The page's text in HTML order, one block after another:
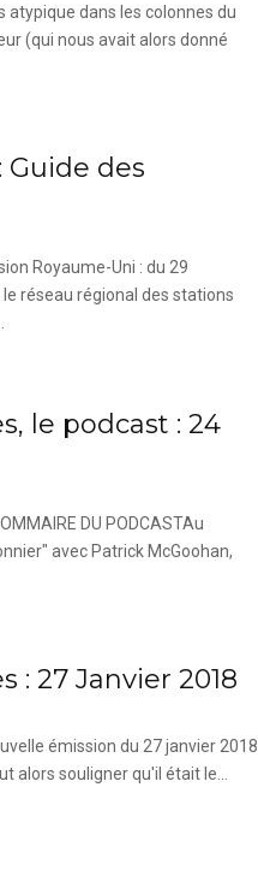
atypique dans les colonnes du
(qui nous avait alors donné
Guide des
Royaume-Uni : du 29
réseau régional des stations
le podcast : 24
DU PODCASTAu
avec Patrick McGoohan,
: 27 Janvier 2018
émission du 27 janvier 2018
alors souligner qu'il était le...